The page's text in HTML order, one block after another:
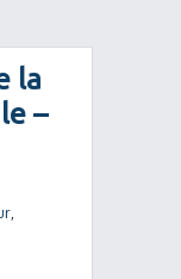
la
–